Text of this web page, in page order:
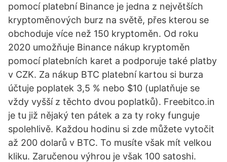
pomocí platební Binance je jedna z největších
kryptoměnových burz na světě, přes kterou se
obchoduje více než 150 kryptoměn. Od roku
2020 umožňuje Binance nákup kryptoměn
pomocí platebních karet a podporuje také platby
v CZK. Za nákup BTC platební kartou si burza
účtuje poplatek 3,5 % nebo $10 (uplatňuje se
vždy vyšší z těchto dvou poplatků). Freebitco.in
je tu již nějaký ten pátek a za ty roky funguje
spolehlivě. Každou hodinu si zde můžete vytočit
až 200 dolarů v BTC. To musíte však mít velkou
kliku. Zaručenou výhrou je však 100 satoshi.